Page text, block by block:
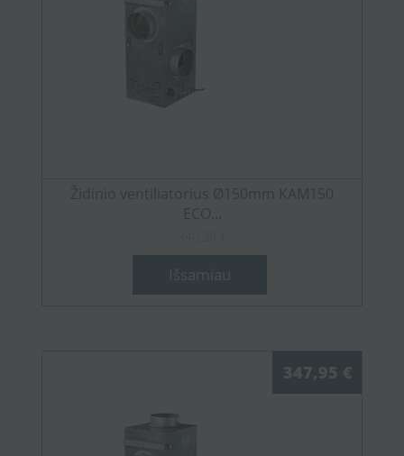
Židinio ventiliatorius Ø150mm KAM150
ECO...
Išsamiau
347,95 €